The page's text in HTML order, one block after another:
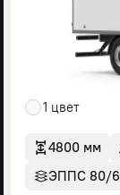
1 цвет
4800 мм
ЭППС 80/